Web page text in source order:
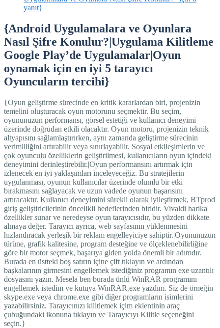
yanıt}
{Android Uygulamalara ve Oyunlara
Nasıl Şifre Konulur?|Uygulama Kilitleme
Google Play’de Uygulamalar|Oyun
oynamak için en iyi 5 tarayıcı
Oyuncuların tercihi}
{Oyun geliştirme sürecinde en kritik kararlardan biri, projenizin
temelini oluşturacak oyun motorunu seçmektir. Bu seçim,
oyununuzun performansı, görsel estetiği ve kullanıcı deneyimi
üzerinde doğrudan etkili olacaktır. Oyun motoru, projenizin teknik
altyapısını sağlamlaştırırken, aynı zamanda geliştirme sürecinin
verimliliğini artırabilir veya sınırlayabilir. Sosyal etkileşimlerin ve
çok oyunculu özelliklerin geliştirilmesi, kullanıcıların oyun içindeki
deneyimini derinleştirebilir.|Oyun performansını artırmak için
izlenecek en iyi yaklaşımları inceleyeceğiz. Bu stratejilerin
uygulanması, oyunun kullanıcılar üzerinde olumlu bir etki
bırakmasını sağlayacak ve uzun vadede oyunun başarısını
artıracaktır. Kullanıcı deneyimini sürekli olarak iyileştirmek, BTprod
giriş geliştiricilerinin öncelikli hedeflerinden biridir. Vivaldi harika
özellikler sunar ve neredeyse oyun tarayıcısıdır, bu yüzden dikkate
almaya değer. Tarayıcı ayrıca, web sayfasının yüklenmesini
hızlandıracak yerleşik bir reklam engelleyiciye sahiptir.|Oyununuzun
türüne, grafik kalitesine, program desteğine ve ölçeklenebilirliğine
göre bir motor seçmek, başarıya giden yolda önemli bir adımdır.
Burada en üstteki boş satırın içine çift tıklayın ve ardından
başkalarının girmesini engellemek istediğiniz programın exe uzantılı
dosyasını yazın. Mesela ben burada ünlü WinRAR programını
engellemek istedim ve kutuya WinRAR.exe yazdım. Siz de örneğin
skype.exe veya chrome.exe gibi diğer programların isimlerini
yazabilirsiniz. Tarayıcınızı kilitlemek içim eklentinin araç
çubuğundaki ikonuna tıklayın ve Tarayıcıyı Kilitle seçeneğini
seçin.}